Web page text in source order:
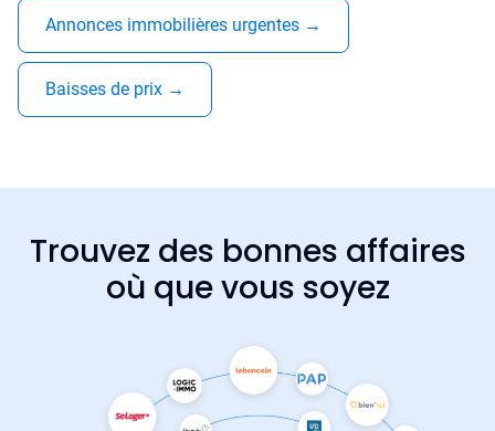
Annonces immobilières urgentes →
Baisses de prix →
Trouvez des bonnes affaires
où que vous soyez